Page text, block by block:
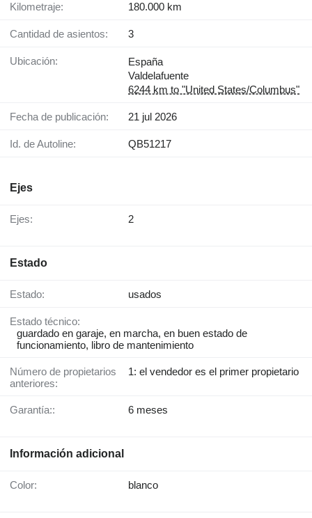
Kilometraje: 180.000 km
Cantidad de asientos: 3
Ubicación:
España
Valdelafuente
6244 km to "United States/Columbus"
Fecha de publicación: 21 jul 2026
Id. de Autoline: QB51217
Ejes
Ejes: 2
Estado
Estado: usados
Estado técnico:
guardado en garaje, en marcha, en buen estado de
funcionamiento, libro de mantenimiento
Número de propietarios
anteriores:
1: el vendedor es el primer propietario
Garantía:: 6 meses
Información adicional
Color: blanco